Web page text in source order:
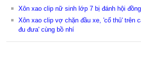
Xôn xao clip nữ sinh lớp 7 bị đánh hội
Xôn xao clip vợ chặn đầu xe, 'cố thủ' trên
đu đưa' cùng bồ nhí